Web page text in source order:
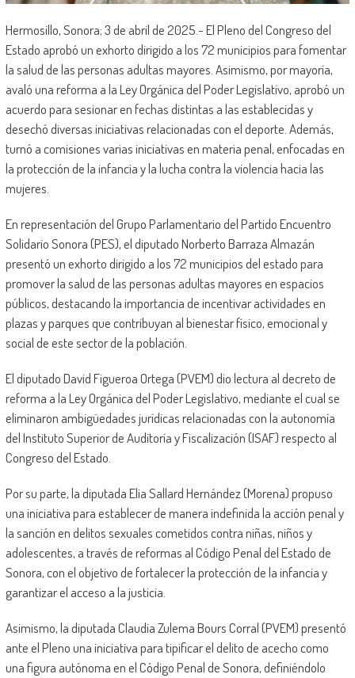
Hermosillo, Sonora; 3 de abril de 2025.- El Pleno del Congreso del
Estado aprobó un exhorto dirigido a los 72 municipios para fomentar
la salud de las personas adultas mayores. Asimismo, por mayoría,
avaló una reforma a la Ley Orgánica del Poder Legislativo, aprobó un
acuerdo para sesionar en fechas distintas a las establecidas y
desechó diversas iniciativas relacionadas con el deporte. Además,
turnó a comisiones varias iniciativas en materia penal, enfocadas en
la protección de la infancia y la lucha contra la violencia hacia las
mujeres.
En representación del Grupo Parlamentario del Partido Encuentro
Solidario Sonora (PES), el diputado Norberto Barraza Almazán
presentó un exhorto dirigido a los 72 municipios del estado para
promover la salud de las personas adultas mayores en espacios
públicos, destacando la importancia de incentivar actividades en
plazas y parques que contribuyan al bienestar físico, emocional y
social de este sector de la población.
El diputado David Figueroa Ortega (PVEM) dio lectura al decreto de
reforma a la Ley Orgánica del Poder Legislativo, mediante el cual se
eliminaron ambigüedades jurídicas relacionadas con la autonomía
del Instituto Superior de Auditoría y Fiscalización (ISAF) respecto al
Congreso del Estado.
Por su parte, la diputada Elia Sallard Hernández (Morena) propuso
una iniciativa para establecer de manera indefinida la acción penal y
la sanción en delitos sexuales cometidos contra niñas, niños y
adolescentes, a través de reformas al Código Penal del Estado de
Sonora, con el objetivo de fortalecer la protección de la infancia y
garantizar el acceso a la justicia.
Asimismo, la diputada Claudia Zulema Bours Corral (PVEM) presentó
ante el Pleno una iniciativa para tipificar el delito de acecho como
una figura autónoma en el Código Penal de Sonora, definiéndolo